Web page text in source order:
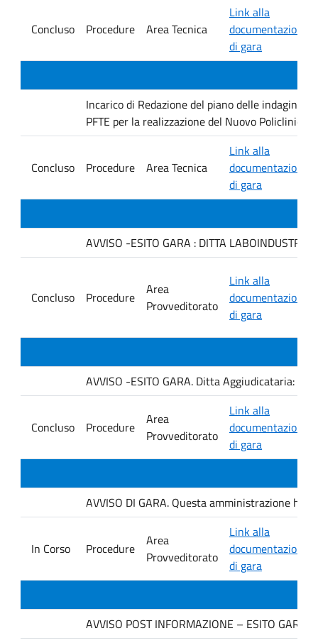
Concluso Procedure Area Tecnica
Link alla
documentazione
di gara
Incarico di Redazione del piano delle indagini
PFTE per la realizzazione del Nuovo Policlinico
Concluso Procedure Area Tecnica
Link alla
documentazione
di gara
AVVISO -ESITO GARA : DITTA LABOINDUSTRIA
Concluso Procedure
Area
Provveditorato
Link alla
documentazione
di gara
AVVISO -ESITO GARA. Ditta Aggiudicataria:
Concluso Procedure
Area
Provveditorato
Link alla
documentazione
di gara
AVVISO DI GARA. Questa amministrazione
In Corso Procedure
Area
Provveditorato
Link alla
documentazione
di gara
AVVISO POST INFORMAZIONE – ESITO